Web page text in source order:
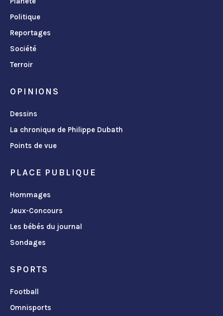
Politique
Reportages
Société
Terroir
OPINIONS
Dessins
La chronique de Philippe Dubath
Points de vue
PLACE PUBLIQUE
Hommages
Jeux-Concours
Les bébés du journal
Sondages
SPORTS
Football
Omnisports